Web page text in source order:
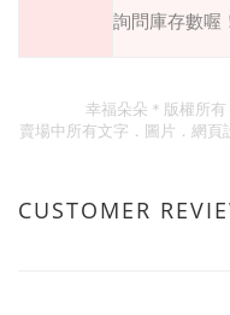
詢問庫存數喔
幸福朵朵＊版權所有
賣場中所有文字．圖片．網頁
CUSTOMER